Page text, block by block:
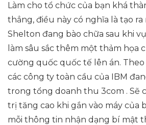
Làm cho tổ chức của bạn khá
thẳng, điều này có nghĩa là tạo
Shelton đang bào chữa sau khi
làm sâu sắc thêm một thảm họa
cường quốc quốc tế lên án. Theo
các công ty toàn cầu của IBM
trong tổng doanh thu 3com . Sẽ
trị tăng cao khi gắn vào máy của
mỗi thông tin nhận dạng bí mật